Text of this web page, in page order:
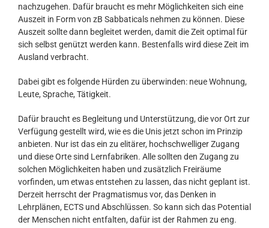
nachzugehen. Dafür braucht es mehr Möglichkeiten sich eine
Auszeit in Form von zB Sabbaticals nehmen zu können. Diese
Auszeit sollte dann begleitet werden, damit die Zeit optimal für
sich selbst genützt werden kann. Bestenfalls wird diese Zeit im
Ausland verbracht.
Dabei gibt es folgende Hürden zu überwinden: neue Wohnung,
Leute, Sprache, Tätigkeit.
Dafür braucht es Begleitung und Unterstützung, die vor Ort zur
Verfügung gestellt wird, wie es die Unis jetzt schon im Prinzip
anbieten. Nur ist das ein zu elitärer, hochschwelliger Zugang
und diese Orte sind Lernfabriken. Alle sollten den Zugang zu
solchen Möglichkeiten haben und zusätzlich Freiräume
vorfinden, um etwas entstehen zu lassen, das nicht geplant ist.
Derzeit herrscht der Pragmatismus vor, das Denken in
Lehrplänen, ECTS und Abschlüssen. So kann sich das Potential
der Menschen nicht entfalten, dafür ist der Rahmen zu eng.